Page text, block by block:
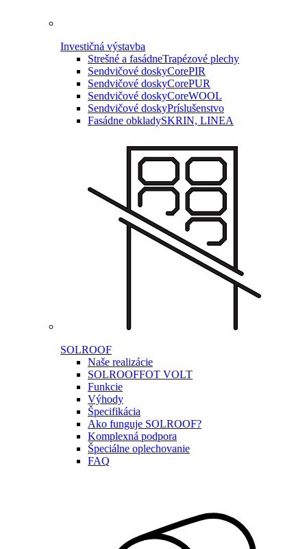
Investičná výstavba
Strešné a fasádneTrapézové plechy
Sendvičové doskyCorePIR
Sendvičové doskyCorePUR
Sendvičové doskyCoreWOOL
Sendvičové doskyPríslušenstvo
Fasádne obkladySKRIN, LINEA
SOLROOF
Naše realizácie
SOLROOFFOT VOLT
Funkcie
Výhody
Špecifikácia
Ako funguje SOLROOF?
Komplexná podpora
Špeciálne oplechovanie
FAQ